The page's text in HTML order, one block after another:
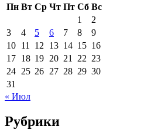
Пн Вт Ср Чт Пт Сб Вс
1
2
3
4 5 6 7 8
9
10 11 12 13 14 15 16
17 18 19 20 21 22 23
24 25 26 27 28 29 30
31
« Июл
Рубрики